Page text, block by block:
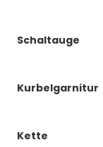
Schaltauge
Kurbelgarnitur
Kette